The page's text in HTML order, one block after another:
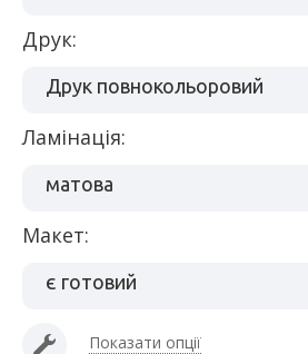
Друк:
Друк повнокольоровий
ламінація:
матова
макет:
є готовий
Показати опції